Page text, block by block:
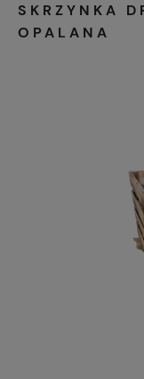
SKRZYNKA
OPALANA